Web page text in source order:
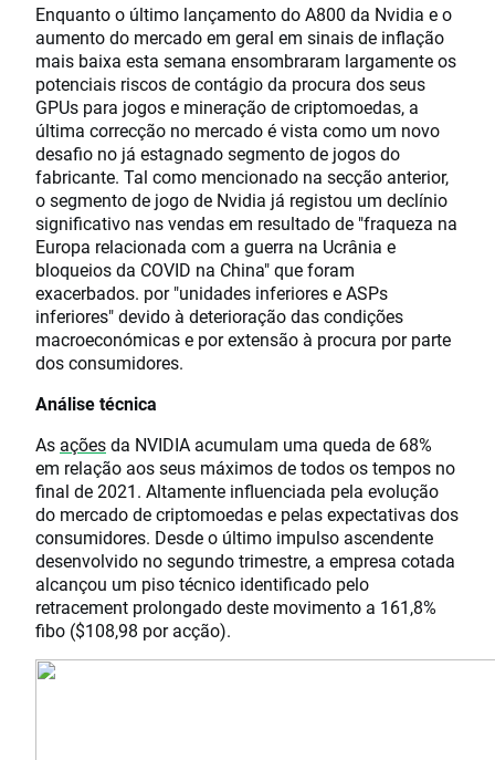
Enquanto o último lançamento do A800 da Nvidia e o
aumento do mercado em geral em sinais de inflação
mais baixa esta semana ensombraram largamente os
potenciais riscos de contágio da procura dos seus
GPUs para jogos e mineração de criptomoedas, a
última correcção no mercado é vista como um novo
desafio no já estagnado segmento de jogos do
fabricante. Tal como mencionado na secção anterior,
o segmento de jogo de Nvidia já registou um declínio
significativo nas vendas em resultado de "fraqueza na
Europa relacionada com a guerra na Ucrânia e
bloqueios da COVID na China" que foram
exacerbados. por "unidades inferiores e ASPs
inferiores" devido à deterioração das condições
macroeconómicas e por extensão à procura por parte
dos consumidores.
Análise técnica
As açõesda NVIDIA acumulam uma queda de 68%
em relação aos seus máximos de todos os tempos no
final de 2021. Altamente influenciada pela evolução
do mercado de criptomoedas e pelas expectativas dos
consumidores. Desde o último impulso ascendente
desenvolvido no segundo trimestre, a empresa cotada
alcançou um piso técnico identificado pelo
retracement prolongado deste movimento a 161,8%
fibo ($108,98 por acção).